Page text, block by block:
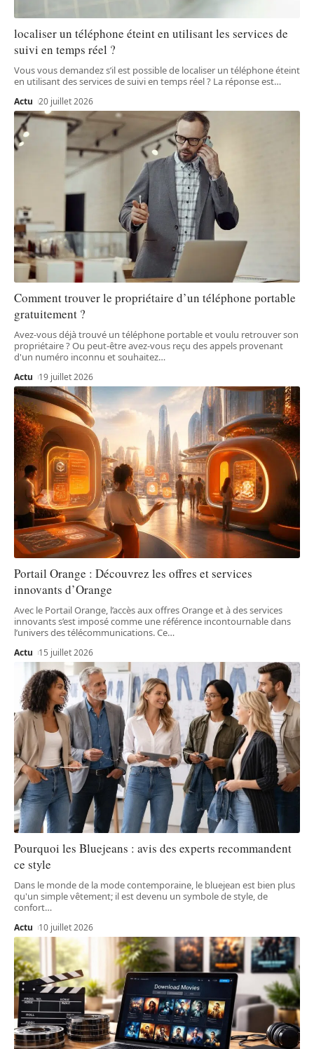
localiser un téléphone éteint en utilisant les services de
suivi en temps réel ?
Vous vous demandez s’il est possible de localiser un téléphone éteint
en utilisant des services de suivi en temps réel ? La réponse est…
Actu 20 juillet 2026
Comment trouver le propriétaire d’un téléphone portable
gratuitement ?
Avez-vous déjà trouvé un téléphone portable et voulu retrouver son
propriétaire ? Ou peut-être avez-vous reçu des appels provenant
d'un numéro inconnu et souhaitez…
Actu 19 juillet 2026
Portail Orange : Découvrez les offres et services
innovants d’Orange
Avec le Portail Orange, l’accès aux offres Orange et à des services
innovants s’est imposé comme une référence incontournable dans
l’univers des télécommunications. Ce…
Actu 15 juillet 2026
Pourquoi les Bluejeans : avis des experts recommandent
ce style
Dans le monde de la mode contemporaine, le bluejean est bien plus
qu'un simple vêtement; il est devenu un symbole de style, de
confort…
Actu 10 juillet 2026